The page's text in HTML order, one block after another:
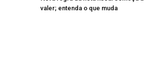
valer; entenda o que muda